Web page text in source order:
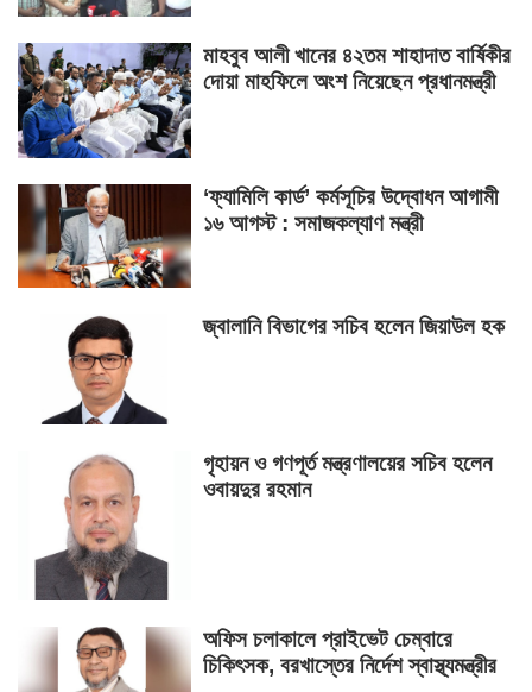
মাহবুব আলী খানের ৪২তম শাহাদাত বার্ষিকীর
দোয়া মাহফিলে অংশ নিয়েছেন প্রধানমন্ত্রী
‘ফ্যামিলি কার্ড’ কর্মসূচির উদ্বোধন আগামী
১৬ আগস্ট : সমাজকল্যাণ মন্ত্রী
জ্বালানি বিভাগের সচিব হলেন জিয়াউল হক
গৃহায়ন ও গণপূর্ত মন্ত্রণালয়ের সচিব হলেন
ওবায়দুর রহমান
অফিস চলাকালে প্রাইভেট চেম্বারে
চিকিৎসক, বরখাস্তের নির্দেশ স্বাস্থ্যমন্ত্রীর